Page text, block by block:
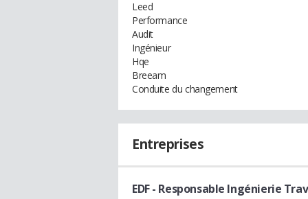
Leed
Performance
Audit
Ingénieur
Hqe
Breeam
Conduite du changement
Entreprises
EDF- Responsable Ingénierie